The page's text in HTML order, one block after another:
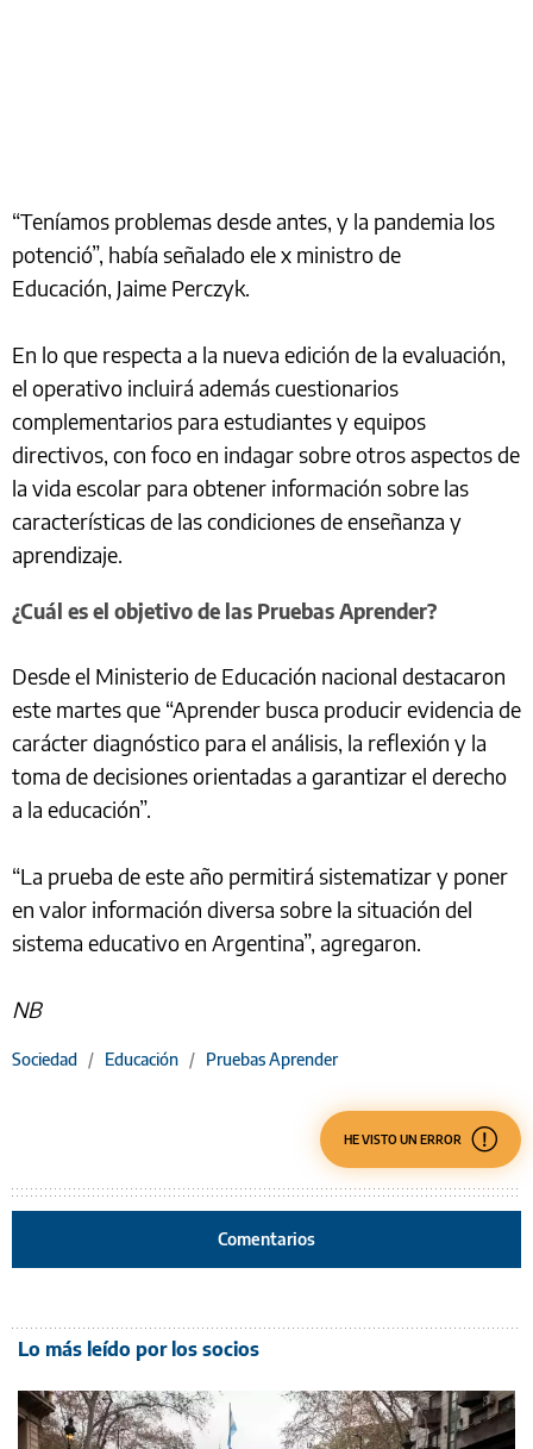
“Teníamos problemas desde antes, y la pandemia los
potenció”, había señalado ele x ministro de
Educación, Jaime Perczyk.
En lo que respecta a la nueva edición de la evaluación,
el operativo incluirá además cuestionarios
complementarios para estudiantes y equipos
directivos, con foco en indagar sobre otros aspectos de
la vida escolar para obtener información sobre las
características de las condiciones de enseñanza y
aprendizaje.
¿Cuál es el objetivo de las Pruebas Aprender?
Desde el Ministerio de Educación nacional destacaron
este martes que “Aprender busca producir evidencia de
carácter diagnóstico para el análisis, la reflexión y la
toma de decisiones orientadas a garantizar el derecho
a la educación”.
“La prueba de este año permitirá sistematizar y poner
en valor información diversa sobre la situación del
sistema educativo en Argentina”, agregaron.
NB
Sociedad / Educación / Pruebas Aprender
HE VISTO UN ERROR
Comentarios
Lo más leído por los socios